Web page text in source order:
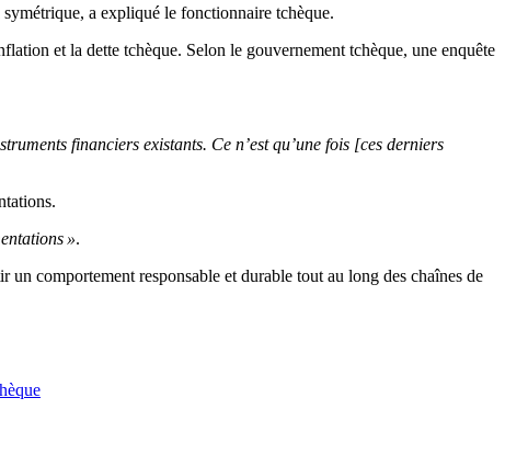
a expliqué le fonctionnaire tchèque.
et la dette tchèque. Selon le gouvernement tchèque, une enquête
financiers existants. Ce n’est qu’une fois [ces derniers
».
comportement responsable et durable tout au long des chaînes de